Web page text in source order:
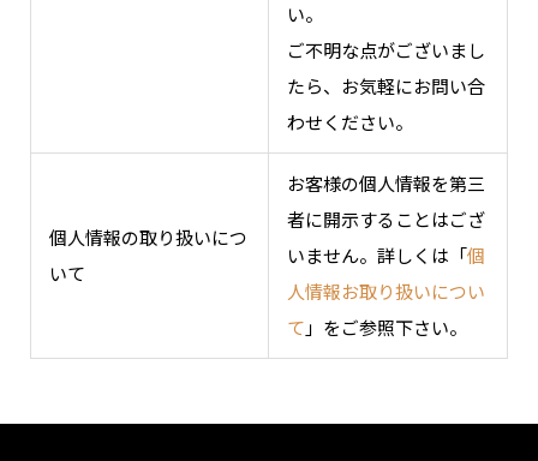
い。
ご不明な点がございまし
たら、お気軽にお問い合
わせください。
個人情報の取り扱いにつ
いて
お客様の個人情報を第三
者に開示することはござ
いません。詳しくは「個
人情報お取り扱いについ
て 」をご参照下さい。